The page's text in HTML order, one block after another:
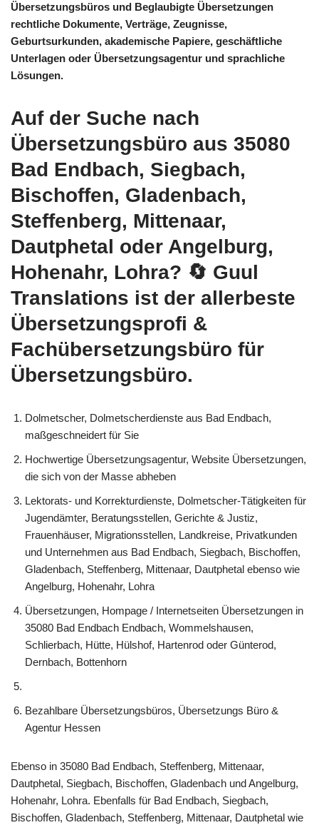
Übersetzungsbüros und Beglaubigte Übersetzungen
rechtliche Dokumente, Verträge, Zeugnisse,
Geburtsurkunden, akademische Papiere, geschäftliche
Unterlagen oder Übersetzungsagentur und sprachliche
Lösungen.
Auf der Suche nach
Übersetzungsbüro aus 35080
Bad Endbach, Siegbach,
Bischoffen, Gladenbach,
Steffenberg, Mittenaar,
Dautphetal oder Angelburg,
Hohenahr, Lohra? 🔄 Guul
Translations ist der allerbeste
Übersetzungsprofi &
Fachübersetzungsbüro für
Übersetzungsbüro.
Dolmetscher, Dolmetscherdienste aus Bad Endbach,
maßgeschneidert für Sie
Hochwertige Übersetzungsagentur, Website Übersetzungen,
die sich von der Masse abheben
Lektorats- und Korrekturdienste, Dolmetscher-Tätigkeiten für
Jugendämter, Beratungsstellen, Gerichte & Justiz,
Frauenhäuser, Migrationsstellen, Landkreise, Privatkunden
und Unternehmen aus Bad Endbach, Siegbach, Bischoffen,
Gladenbach, Steffenberg, Mittenaar, Dautphetal ebenso wie
Angelburg, Hohenahr, Lohra
Übersetzungen, Hompage / Internetseiten Übersetzungen in
35080 Bad Endbach Endbach, Wommelshausen,
Schlierbach, Hütte, Hülshof, Hartenrod oder Günterod,
Dernbach, Bottenhorn
Bezahlbare Übersetzungsbüros, Übersetzungs Büro &
Agentur Hessen
Ebenso in 35080 Bad Endbach, Steffenberg, Mittenaar,
Dautphetal, Siegbach, Bischoffen, Gladenbach und Angelburg,
Hohenahr, Lohra. Ebenfalls für Bad Endbach, Siegbach,
Bischoffen, Gladenbach, Steffenberg, Mittenaar, Dautphetal wie